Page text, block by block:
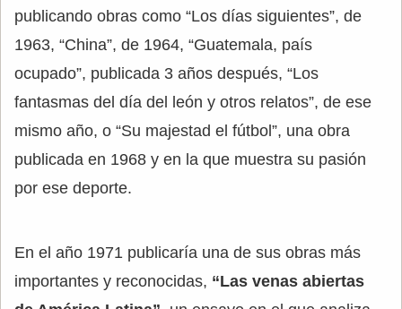
publicando obras como “Los días siguientes”, de
1963, “China”, de 1964, “Guatemala, país
ocupado”, publicada 3 años después, “Los
fantasmas del día del león y otros relatos”, de ese
mismo año, o “Su majestad el fútbol”, una obra
publicada en 1968 y en la que muestra su pasión
por ese deporte.
En el año 1971 publicaría una de sus obras más
importantes y reconocidas, “Las venas abiertas